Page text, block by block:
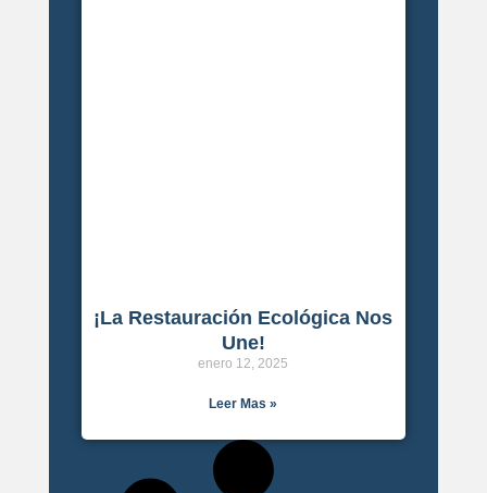
¡La Restauración Ecológica Nos
Une!
enero 12, 2025
Leer Mas »